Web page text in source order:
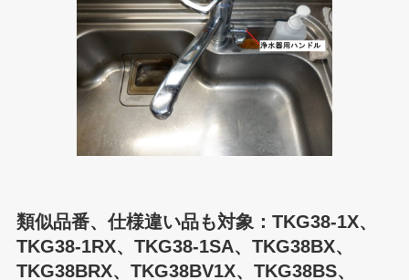
類似品番、仕様違い品も対象：TKG38-1X、
TKG38-1RX、TKG38-1SA、TKG38BX、
TKG38BRX、TKG38BV1X、TKG38BS、